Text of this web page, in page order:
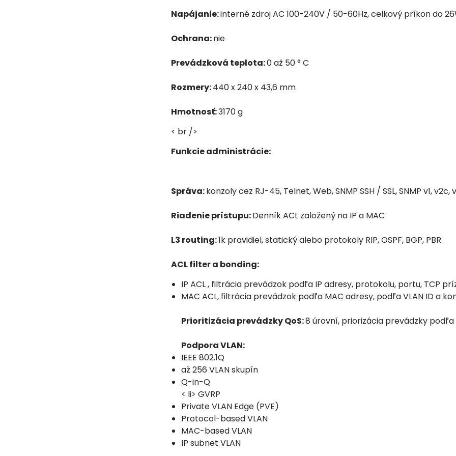
Napájanie:interné zdroj AC 100-240V / 50-60Hz, celkový príkon do
Ochrana:nie
Prevádzková teplota:0 až 50 ° C
Rozmery:440 x 240 x 43,6 mm
Hmotnosť:3170 g
< br />
Funkcie administrácie:
Správa:konzoly cez RJ-45, Telnet, Web, SNMP SSH / SSL, SNMP v1, v2c,
Riadenie prístupu:Denník ACL založený na IP a MAC
L3 routing:1k pravidiel, statický alebo protokoly RIP, OSPF, BGP, PBR
ACL filter a bonding:
IP ACL , filtrácia prevádzok podľa IP adresy, protokolu, portu, TCP
MAC ACL, filtrácia prevádzok podľa MAC adresy, podľa VLAN ID a
Prioritizácia prevádzky QoS:8 úrovní, priorizácia prevádzky podľa
Podpora VLAN:
IEEE 802.1Q
až 256 VLAN skupín
Q-in-Q
< li> GVRP
Private VLAN Edge (PVE)
Protocol-based VLAN
MAC-based VLAN
IP subnet VLAN